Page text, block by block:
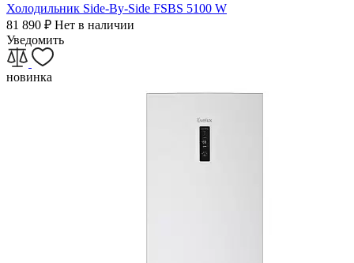
Холодильник Side-By-Side FSBS 5100 W
81 890 ₽ Нет в наличии
Уведомить
новинка